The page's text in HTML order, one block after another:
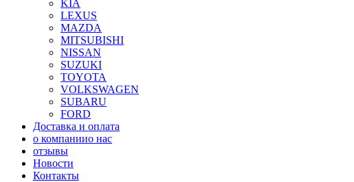
KIA
LEXUS
MAZDA
MITSUBISHI
NISSAN
SUZUKI
TOYOTA
VOLKSWAGEN
SUBARU
FORD
Доставка и оплата
о компаниио нас
отзывы
Новости
Контакты